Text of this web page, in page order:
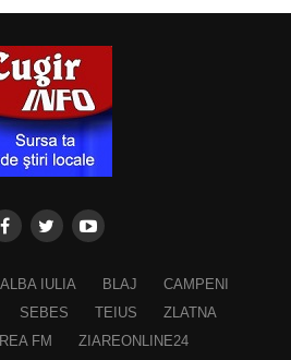
ALBA IULIA BLAJ
CAMPENI
SEBES TEIUS
ZLATNA
FM
ZIAREONLINE24